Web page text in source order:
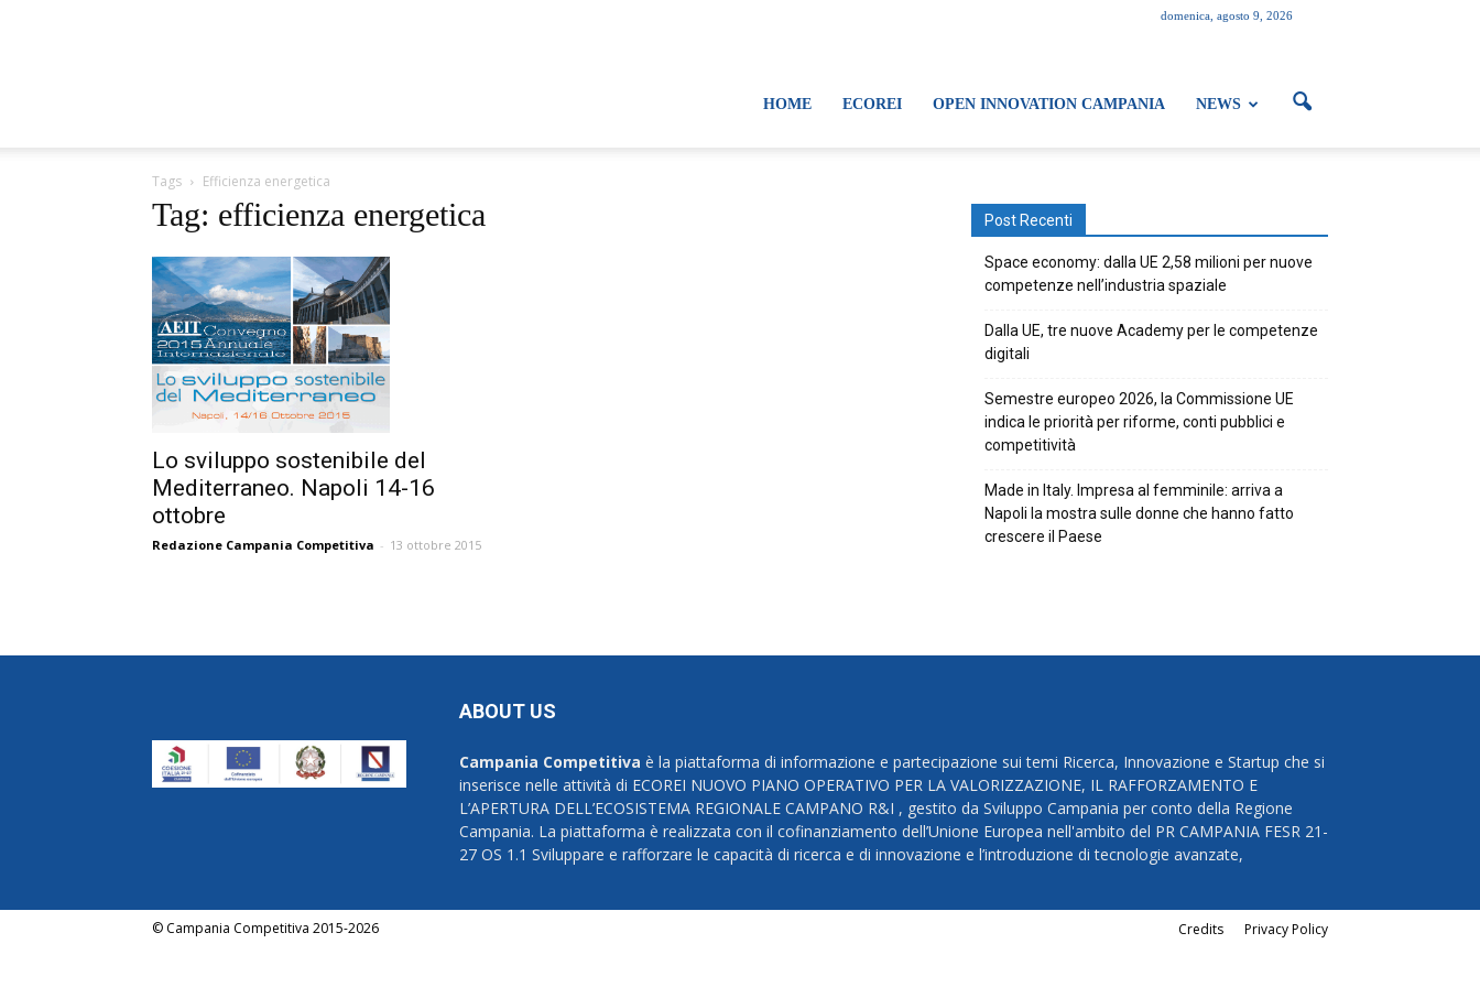
domenica, agosto 9, 2026
HOME ECOREI OPEN INNOVATION CAMPANIA NEWS
Tags Efficienza energetica
Tag: efficienza energetica
Lo sviluppo sostenibile del
Mediterraneo. Napoli 14-16
ottobre
Redazione Campania Competitiva - 13 ottobre 2015
Post Recenti
Space economy: dalla UE 2,58 milioni per nuove
competenze nell’industria spaziale
Dalla UE, tre nuove Academy per le competenze
digitali
Semestre europeo 2026, la Commissione UE
indica le priorità per riforme, conti pubblici e
competitività
Made in Italy. Impresa al femminile: arriva a
Napoli la mostra sulle donne che hanno fatto
crescere il Paese
ABOUT US
Campania Competitiva è la piattaforma di informazione e partecipazione sui temi Ricerca, Innovazione e Startup che si
inserisce nelle attività di ECOREI NUOVO PIANO OPERATIVO PER LA VALORIZZAZIONE, IL RAFFORZAMENTO E
L’APERTURA DELL’ECOSISTEMA REGIONALE CAMPANO R&I , gestito da Sviluppo Campania per conto della Regione
Campania. La piattaforma è realizzata con il cofinanziamento dell’Unione Europea nell'ambito del PR CAMPANIA FESR 21-
27 OS 1.1 Sviluppare e rafforzare le capacità di ricerca e di innovazione e l’introduzione di tecnologie avanzate,
Credits Privacy Policy
© Campania Competitiva 2015-2026